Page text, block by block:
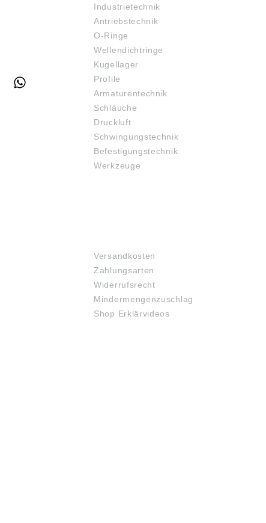
Industrietechnik
Antriebstechnik
O-Ringe
Wellendichtringe
Kugellager
Profile
Armaturentechnik
Schläuche
Druckluft
Schwingungstechnik
Befestigungstechnik
Werkzeuge
Versandkosten
Zahlungsarten
Widerrufsrecht
Mindermengenzuschlag
Shop Erklärvideos